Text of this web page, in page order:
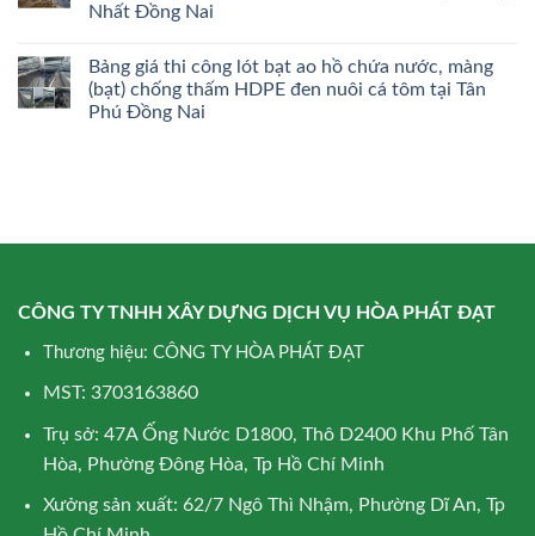
Nhất Đồng Nai
Bảng giá thi công lót bạt ao hồ chứa nước, màng
(bạt) chống thấm HDPE đen nuôi cá tôm tại Tân
Phú Đồng Nai
CÔNG TY TNHH XÂY DỰNG DỊCH VỤ HÒA PHÁT ĐẠT
Thương hiệu: CÔNG TY HÒA PHÁT ĐẠT
MST: 3703163860
Trụ sở: 47A Ống Nước D1800, Thô D2400 Khu Phố Tân
Hòa, Phường Đông Hòa, Tp Hồ Chí Minh
Xưởng sản xuất: 62/7 Ngô Thì Nhậm, Phường Dĩ An, Tp